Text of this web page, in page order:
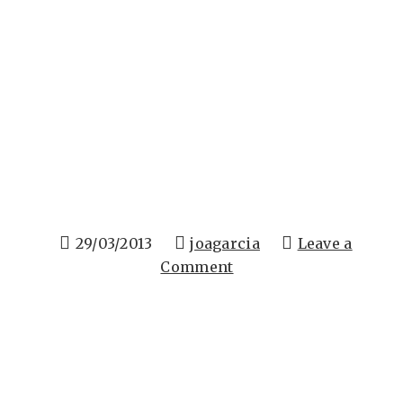
29/03/2013 joagarcia
Leave a
Comment